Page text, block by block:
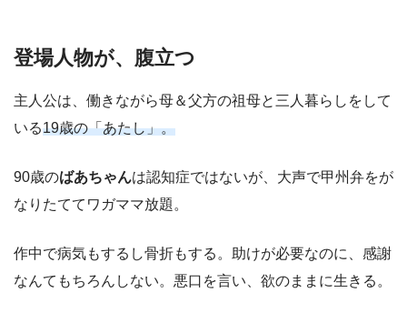
登場人物が、腹立つ
主人公は、働きながら母＆父方の祖母と三人暮らしをして
いる19歳の「あたし」。
90歳のばあちゃんは認知症ではないが、大声で甲州弁をが
なりたててワガママ放題。
作中で病気もするし骨折もする。助けが必要なのに、感謝
なんてもちろんしない。悪口を言い、欲のままに生きる。